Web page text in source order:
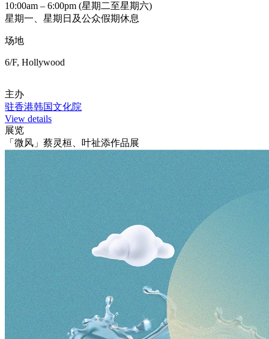
10:00am – 6:00pm (星期二至星期六)
星期一、星期日及公众假期休息
场地
6/F, Hollywood
主办
驻香港韩国文化院
View details
展览
「微风」蔡灵桓、叶祉添作品展